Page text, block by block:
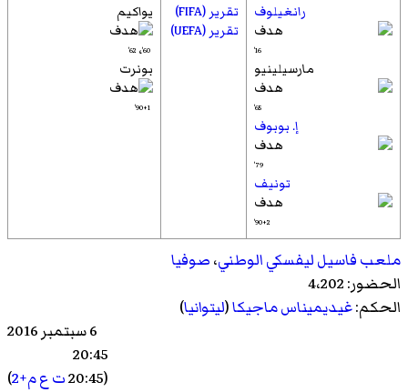
رانغيلوف
16'
مارسيلينيو
65'
إ. بوبوف
79'
تونيف
90+2'
تقرير (FIFA)
تقرير (UEFA)
يواكيم
60'، 62'
بونرت
90+1'
ملعب فاسيل ليفسكي الوطني،صوفيا
الحضور: 4،202
الحكم:غيديميناس ماجيكا(ليتوانيا)
6 سبتمبر 2016
20:45
(20:45
ت ع م+2 )